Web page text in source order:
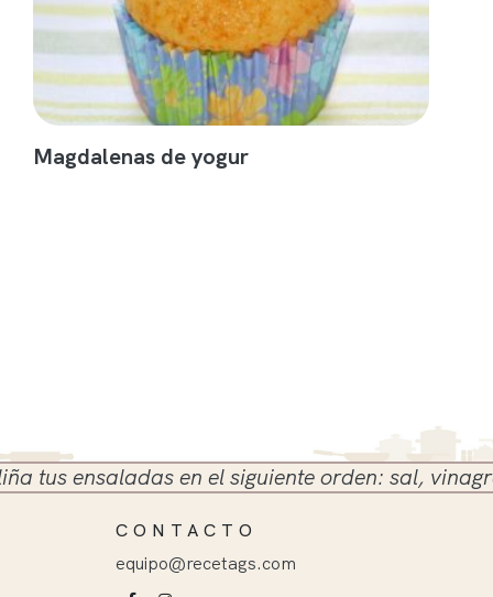
Magdalenas de yogur
ensaladas en el siguiente orden: sal, vinagre y
CONTACTO
equipo@recetags.com